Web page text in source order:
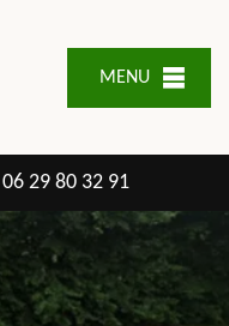
MENU
06 29 80 32 91